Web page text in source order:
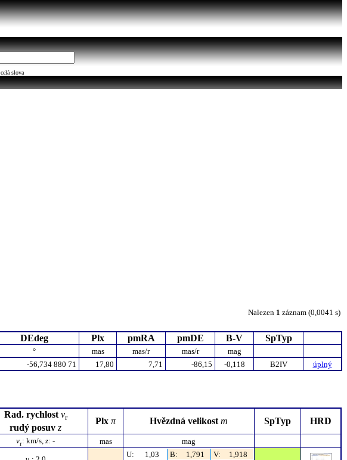
celá slova
Nalezen 1 záznam (0,0041 s)
DEdeg Plx pmRA pmDE B-V SpTyp
° mas mas/r mas/r mag
-56,734 880 71 17,80 7,71 -86,15 -0,118 B2IV úplný
Rad.rychlost vr
rudý posuv z
Plx π Hvězdná velikost m SpTyp HRD
vr: km/s z: - mas mag
U: 1,03 B: 1,791 V:
1,918